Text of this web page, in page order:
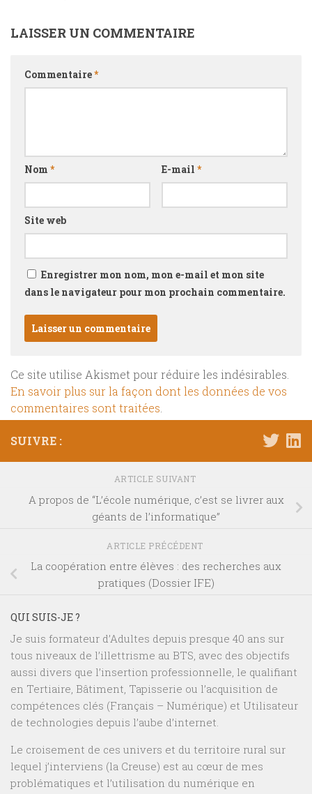
LAISSER UN COMMENTAIRE
Commentaire*
Nom * E-mail *
Site web
Enregistrer mon nom, mon e-mail et mon site
dans le navigateur pour mon prochain commentaire.
Ce site utilise Akismet pour réduire les indésirables.
En savoir plus sur la façon dont les données de vos
commentaires sont traitées
SUIVRE :
ARTICLE SUIVANT
A propos de “L’école numérique, c’est se livrer aux
géants de l’informatique”
ARTICLE PRÉCÉDENT
La coopération entre élèves : des recherches aux
pratiques (Dossier IFE)
QUI SUIS-JE ?
Je suis formateur d’Adultes depuis presque 40 ans sur
tous niveaux de l’illettrisme au BTS, avec des objectifs
aussi divers que l’insertion professionnelle, le qualifiant
en Tertiaire, Bâtiment, Tapisserie ou l’acquisition de
compétences clés (Français – Numérique) et Utilisateur
de technologies depuis l’aube d’internet.
Le croisement de ces univers et du territoire rural sur
lequel j’interviens (la Creuse) est au cœur de mes
problématiques et l’utilisation du numérique en